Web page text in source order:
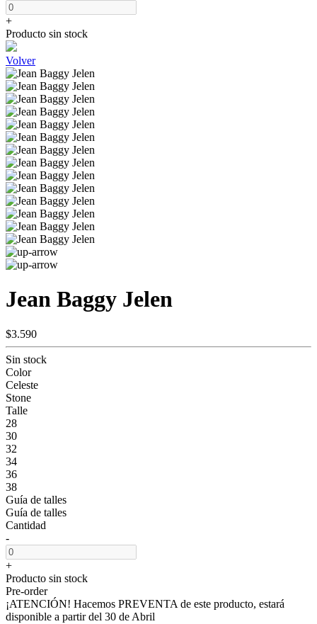
+
Producto sin stock
Volver
Jean Baggy Jelen
$3.590
Sin stock
Color
Celeste
Stone
Talle
28
30
32
34
36
38
Guía de talles
Guía de talles
Cantidad
-
+
Producto sin stock
Pre-order
¡ATENCIÓN! Hacemos PREVENTA de este producto, estará
disponible a partir del 30 de Abril